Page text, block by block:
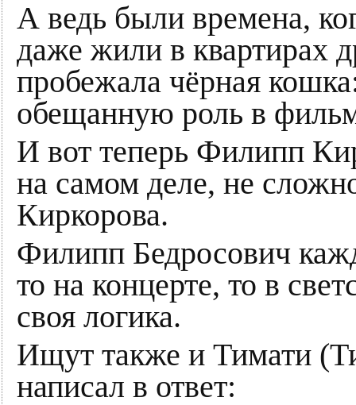
А ведь были времена,
даже жили в квартирах
пробежала чёрная
обещанную роль в
И вот теперь Филипп
на самом деле, не
Киркорова.
Филипп Бедросович
то на концерте, то в
своя логика.
Ищут также и Тимати
написал в ответ: